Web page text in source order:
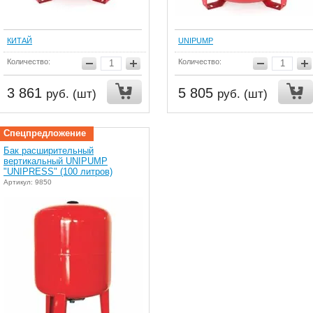
КИТАЙ
Количество:
3 861 руб. (шт)
UNIPUMP
Количество:
5 805 руб. (шт)
Спецпредложение
Бак расширительный
вертикальный UNIPUMP
"UNIPRESS" (100 литров)
Артикул: 9850